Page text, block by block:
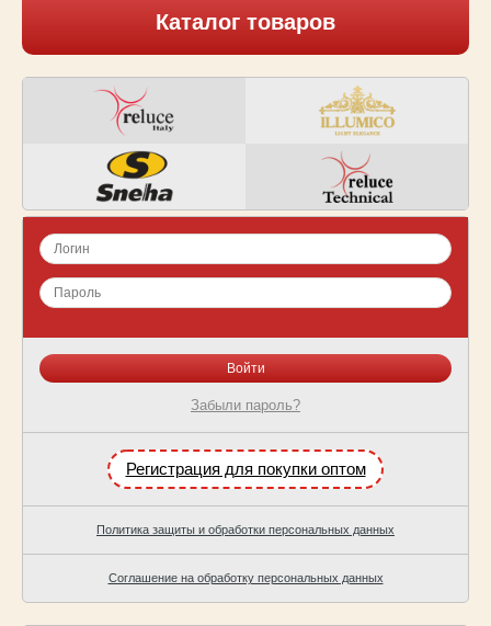
Каталог товаров
Забыли пароль?
Регистрация для покупки оптом
Политика защиты и обработки персональных данных
Соглашение на обработку персональных данных